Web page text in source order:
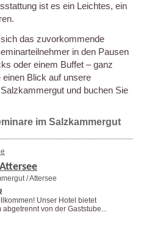
ist es ein Leichtes, ein
das zuvorkommende
in den Pausen
oder einem Buffet – ganz
Blick auf unsere
und buchen Sie
im Salzkammergut
/ Attersee
Unser Hotel bietet
von der Gaststube...